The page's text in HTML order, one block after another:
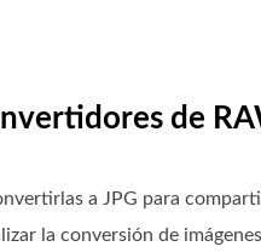
de
a JPG para
la conversión de